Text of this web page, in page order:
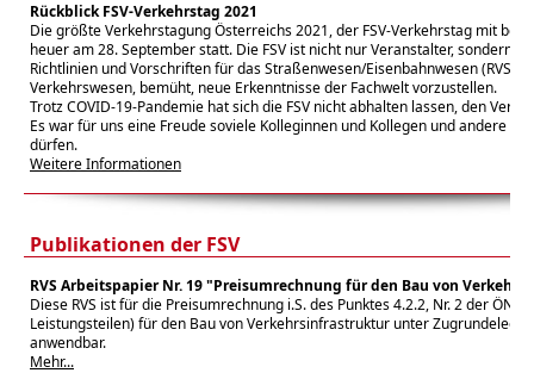
Rückblick FSV-Verkehrstag 2021
Die größte Verkehrstagung Österreichs 2021, der FSV-Verkehrstag mit
heuer am 28. September statt. Die FSV ist nicht nur Veranstalter, sondern
Richtlinien und Vorschriften für das Straßenwesen/Eisenbahnwesen (RVS/
Verkehrswesen, bemüht, neue Erkenntnisse der Fachwelt vorzustellen.
Trotz COVID-19-Pandemie hat sich die FSV nicht abhalten lassen, den
Es war für uns eine Freude soviele Kolleginnen und Kollegen und andere
dürfen.
Weitere Informationen
Publikationen der FSV
RVS Arbeitspapier Nr. 19 "Preisumrechnung für den Bau von
Diese RVS ist für die Preisumrechnung i.S. des Punktes 4.2.2, Nr. 2 der
Leistungsteilen) für den Bau von Verkehrsinfrastruktur unter
anwendbar.
Mehr...